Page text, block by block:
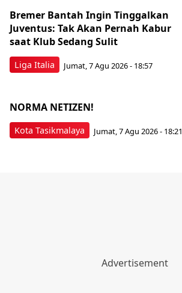
Liga Italia
Bremer Bantah Ingin Tinggalkan
Juventus: Tak Akan Pernah Kabur
saat Klub Sedang Sulit
Jumat, 7 Agu 2026 - 18:57
Kota Tasikmalaya
NORMA NETIZEN!
Jumat, 7 Agu 2026 - 18:21